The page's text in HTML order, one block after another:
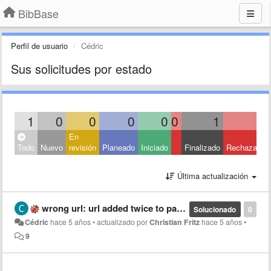
BibBase
Perfil de usuario Cédric
Sus solicitudes por estado
1 0 0 0 0 0 1
Todo Nuevo
En
revisión Planeado Iniciado Finalizado Rechazado
Última actualización
0
Solucionado
wrong url: url added twice to paper upload links
Cédric hace 5 años•actualizado porChristian Fritz hace 5 años•
9